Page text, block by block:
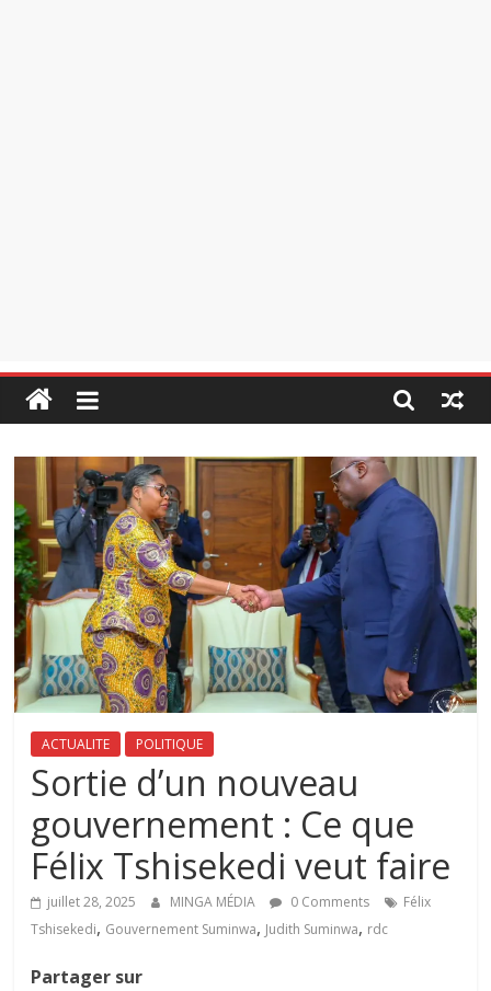
ACTUALITE POLITIQUE
‎Sortie d’un nouveau
gouvernement : Ce que
Félix Tshisekedi veut faire
juillet 28, 2025 MINGA MÉDIA 0 Comments
Félix
Tshisekedi, Gouvernement Suminwa, Judith Suminwa, rdc
Partager sur